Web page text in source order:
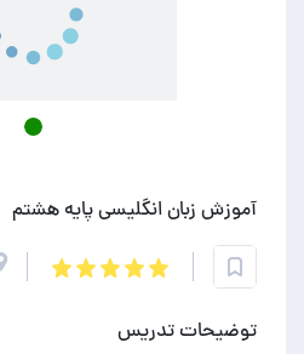
آموزش زبان انگلیسی پایه هشتم
توضیحات تدریس